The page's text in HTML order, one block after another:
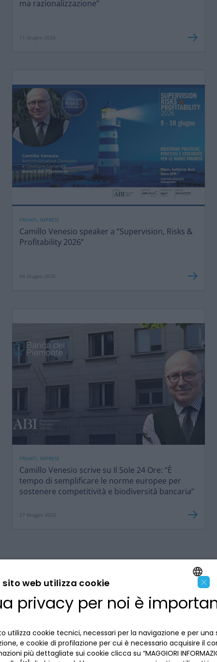
ma razionalizzazione”
11 Giugno 2026
PRIVATI, IMPRESE
Camillo Venesio speaker a “Supervision, Risks &
Profitability 2026”
04 Giugno 2026
PRIVATI, IMPRESE
Camillo Venesio scrive su Il Sole 24 Ore: “È
tempo di semplificare le norme europee per
sostenere competitività e biodiversità bancaria”
27 Maggio 2026
LA BANCA
INFORMAZIONI PER IL CLIENTE
ENGLISH
×
sito web utilizza cookie
privacy per noi è
utilizza cookie tecnici, necessari per la navigazione e per una
e cookie di profilazione per cui è necessario acquisire il
più dettagliate sui cookie clicca su “MAGGIORI